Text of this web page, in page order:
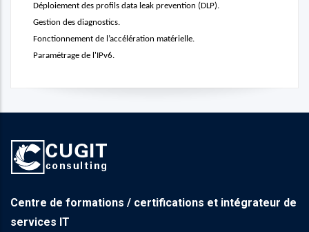
Déploiement des profils data leak prevention (DLP).
Gestion des diagnostics.
Fonctionnement de l’accélération matérielle.
Paramétrage de l'IPv6.
Centre de formations / certifications et intégrateur de
services IT